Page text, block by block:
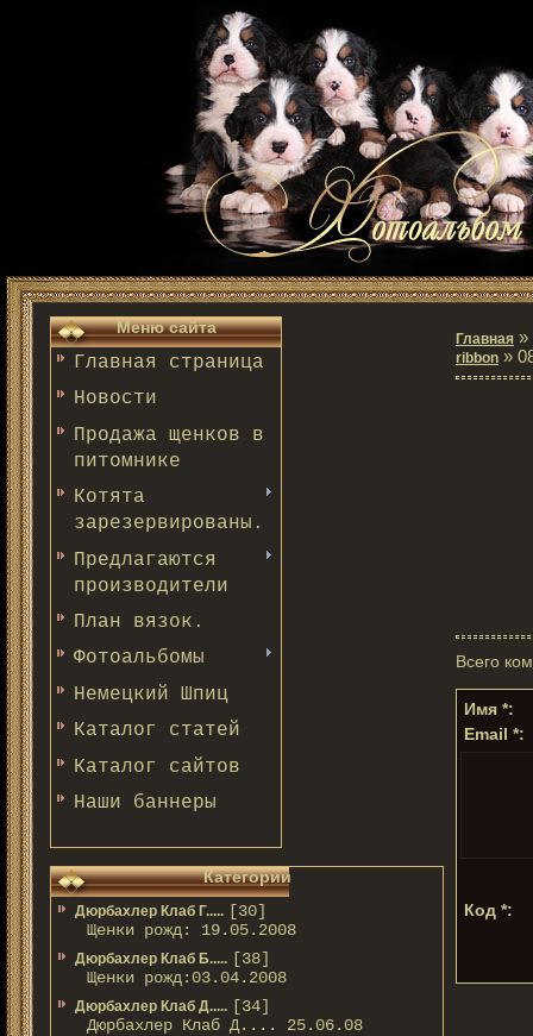
Меню сайта
Главная страница
Новости
Продажа щенков в
питомнике
Котята
зарезервированы.
Предлагаются
производители
План вязок.
Фотоальбомы
Немецкий Шпиц
Каталог статей
Каталог сайтов
Наши баннеры
Категории
Дюрбахлер Клаб Г..... [30]
Щенки рожд: 19.05.2008
Дюрбахлер Клаб Б..... [38]
Щенки рожд:03.04.2008
Дюрбахлер Клаб Д..... [34]
Дюрбахлер Клаб Д.... 25.06.08
Главная »
ribbon »
Всего
Имя *:
Email *:
Код *: